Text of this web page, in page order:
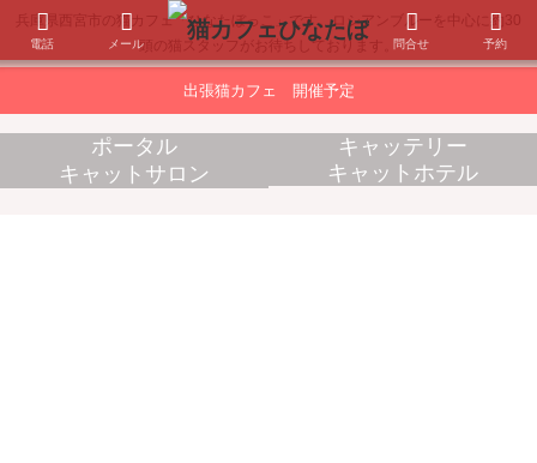
兵庫県西宮市の猫カフェ「ひなたぼっこ」です。ロシアンブルーを中心に約30
頭の猫スタッフがお待ちしております。
出張猫カフェ 開催予定
ポータル
キャッテリー
キャットサロン
キャットホテル
電話 メール 問合せ 予約